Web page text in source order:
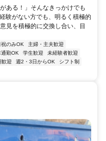
ある！」そんなきっかけでも
験がない方でも、明るく積極的
見を積極的に交換し合い、目
祝のみOK
主婦・主夫歓迎
通勤OK 学生歓迎
未経験者歓迎
歓迎 週2・3日からOK
シフト制